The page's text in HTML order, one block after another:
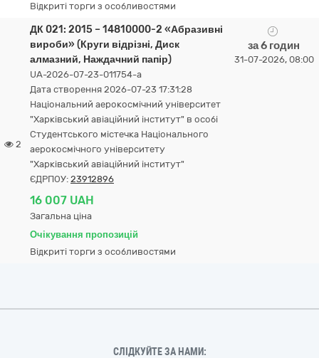
Відкриті торги з особливостями
2
ДК 021: 2015 – 14810000-2 «Абразивні
вироби» (Круги відрізні, Диск
алмазний, Наждачний папір)
UA-2026-07-23-011754-a
Дата створення 2026-07-23 17:31:28
Національний аерокосмічний університет
"Харківський авіаційний інститут" в особі
Студентського містечка Національного
аерокосмічного університету
"Харківський авіаційний інститут"
ЄДРПОУ: 23912896
16 007 UAH
Загальна ціна
Очікування пропозицій
Відкриті торги з особливостями
за 6 годин
31-07-2026, 08:00
СЛІДКУЙТЕ ЗА НАМИ: